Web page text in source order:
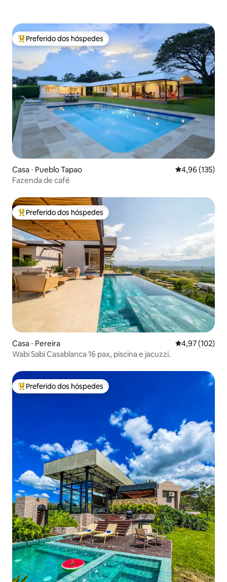
Entre os melhores preferidos dos hóspedes
Preferido dos hóspedes
Casa ⋅ Pueblo Tapao 4,96 de uma
4,96 (135)
Fazenda de café
Entre os melhores preferidos dos hóspedes
Preferido dos hóspedes
Casa ⋅ Pereira 4,97 de uma
4,97 (102)
Wabi Sabi Casablanca 16 pax, piscina e jacuzzi.
Entre os melhores preferidos dos hóspedes
Preferido dos hóspedes